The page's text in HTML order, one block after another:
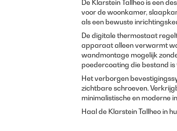
De Klarstein Tallheo is een
voor de woonkamer,
als een bewuste
De digitale thermostaat
apparaat alleen verwarmt
wandmontage mogelijk
poedercoating die bestand
Het verborgen
zichtbare schroeven.
minimalistische en moderne
Haal de Klarstein Tallheo in